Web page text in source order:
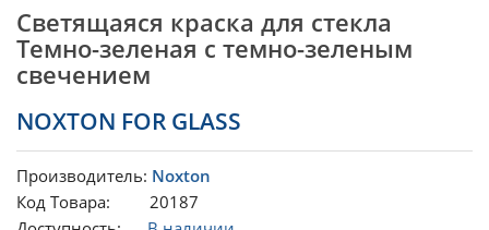
Светящаяся краска для стекла
Темно-зеленая с темно-зеленым
свечением
NOXTON FOR GLASS
Производитель: Noxton
Код Товара: 20187